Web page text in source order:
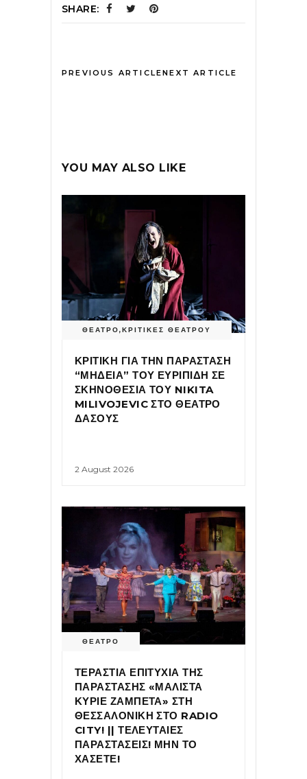
SHARE:
PREVIOUS ARTICLENEXT ARTICLE
YOU MAY ALSO LIKE
ΘΕΑΤΡΟ,ΚΡΙΤΙΚΕΣ ΘΕΑΤΡΟΥ
ΚΡΙΤΙΚΗ ΓΙΑ ΤΗΝ ΠΑΡΑΣΤΑΣΗ
“ΜΗΔΕΙΑ” ΤΟΥ ΕΥΡΙΠΙΔΗ ΣΕ
ΣΚΗΝΟΘΕΣΙΑ ΤΟΥ NIKITA
MILIVOJEVIC ΣΤΟ ΘΕΑΤΡΟ
ΔΑΣΟΥΣ
2 August 2026
ΘΕΑΤΡΟ
ΤΕΡΑΣΤΙΑ ΕΠΙΤΥΧΙΑ ΤΗΣ
ΠΑΡΑΣΤΑΣΗΣ «ΜΑΛΙΣΤΑ
ΚΥΡΙΕ ΖΑΜΠΕΤΑ» ΣΤΗ
ΘΕΣΣΑΛΟΝΙΚΗ ΣΤΟ RADIO
CITY! || ΤΕΛΕΥΤΑΙΕΣ
ΠΑΡΑΣΤΑΣΕΙΣ! ΜΗΝ ΤΟ
ΧΑΣΕΤΕ!